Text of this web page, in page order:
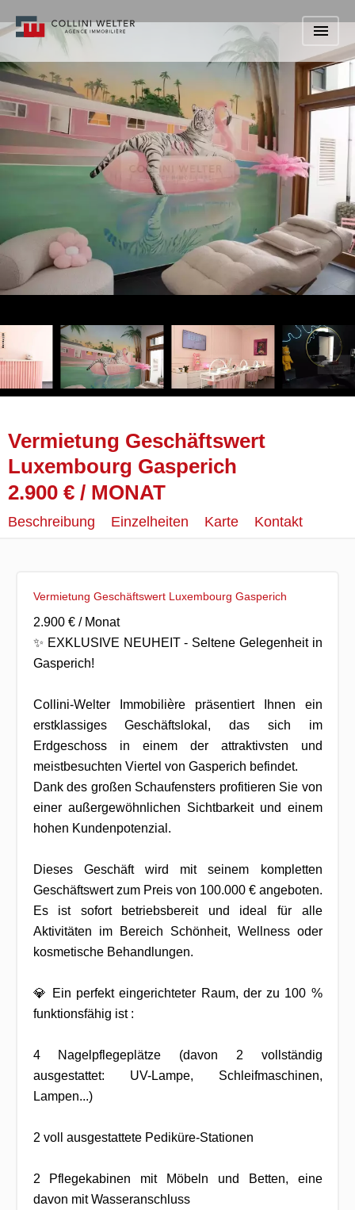
Vermietung Geschäftswert
Luxembourg Gasperich
2.900 € / MONAT
Beschreibung Einzelheiten Karte Kontakt
Vermietung Geschäftswert Luxembourg Gasperich
2.900 € / Monat
✨ EXKLUSIVE NEUHEIT - Seltene Gelegenheit in
Gasperich!
Collini-Welter Immobilière präsentiert Ihnen ein
erstklassiges Geschäftslokal, das sich im
Erdgeschoss in einem der attraktivsten und
meistbesuchten Viertel von Gasperich befindet.
Dank des großen Schaufensters profitieren Sie von
einer außergewöhnlichen Sichtbarkeit und einem
hohen Kundenpotenzial.
Dieses Geschäft wird mit seinem kompletten
Geschäftswert zum Preis von 100.000 € angeboten.
Es ist sofort betriebsbereit und ideal für alle
Aktivitäten im Bereich Schönheit, Wellness oder
kosmetische Behandlungen.
💎 Ein perfekt eingerichteter Raum, der zu 100 %
funktionsfähig ist :
4 Nagelpflegeplätze (davon 2 vollständig
ausgestattet: UV-Lampe, Schleifmaschinen,
Lampen...)
2 voll ausgestattete Pediküre-Stationen
2 Pflegekabinen mit Möbeln und Betten, eine
davon mit Wasseranschluss